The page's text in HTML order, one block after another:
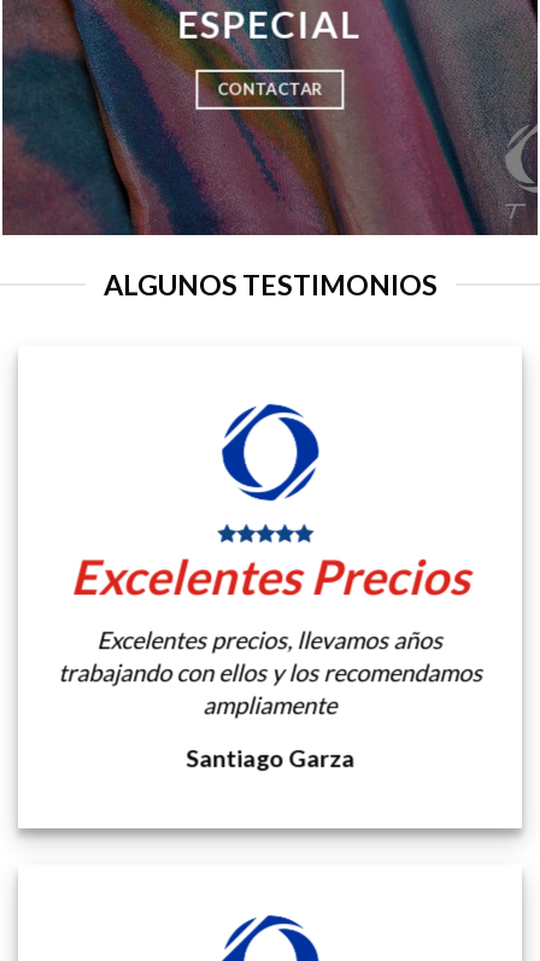
ESPECIAL
CONTACTAR
ALGUNOS TESTIMONIOS
Excelentes Precios
Excelentes precios, llevamos años
trabajando con ellos y los recomendamos
ampliamente
Santiago Garza